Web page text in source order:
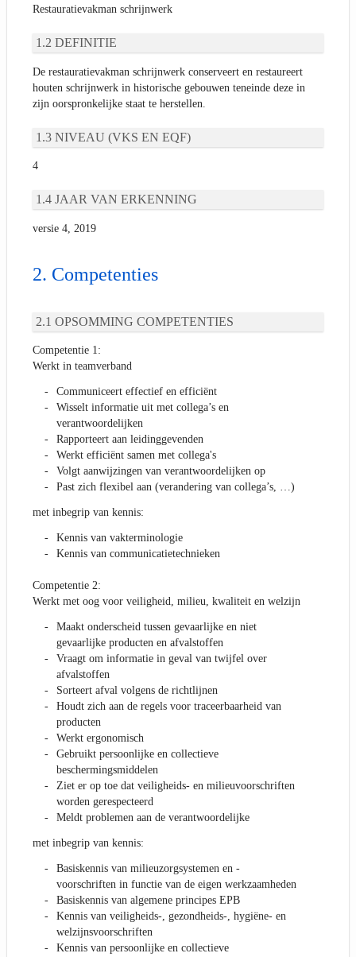
Restauratievakman schrijnwerk
DEFINITIE
De restauratievakman schrijnwerk conserveert en restaureert
houten schrijnwerk in historische gebouwen teneinde deze in
zijn oorspronkelijke staat te herstellen.
NIVEAU (VKS EN EQF)
4
JAAR VAN ERKENNING
versie 4, 2019
Competenties
OPSOMMING COMPETENTIES
Competentie 1:
Werkt in teamverband
Communiceert effectief en efficiënt
Wisselt informatie uit met collega’s en
verantwoordelijken
Rapporteert aan leidinggevenden
Werkt efficiënt samen met collega's
Volgt aanwijzingen van verantwoordelijken op
Past zich flexibel aan (verandering van collega’s, …)
met inbegrip van kennis:
Kennis van vakterminologie
Kennis van communicatietechnieken
Competentie 2:
Werkt met oog voor veiligheid, milieu, kwaliteit en welzijn
Maakt onderscheid tussen gevaarlijke en niet
gevaarlijke producten en afvalstoffen
Vraagt om informatie in geval van twijfel over
afvalstoffen
Sorteert afval volgens de richtlijnen
Houdt zich aan de regels voor traceerbaarheid van
producten
Werkt ergonomisch
Gebruikt persoonlijke en collectieve
beschermingsmiddelen
Ziet er op toe dat veiligheids- en milieuvoorschriften
worden gerespecteerd
Meldt problemen aan de verantwoordelijke
met inbegrip van kennis:
Basiskennis van milieuzorgsystemen en -
voorschriften in functie van de eigen werkzaamheden
Basiskennis van algemene principes EPB
Kennis van veiligheids-, gezondheids-, hygiëne- en
welzijnsvoorschriften
Kennis van persoonlijke en collectieve